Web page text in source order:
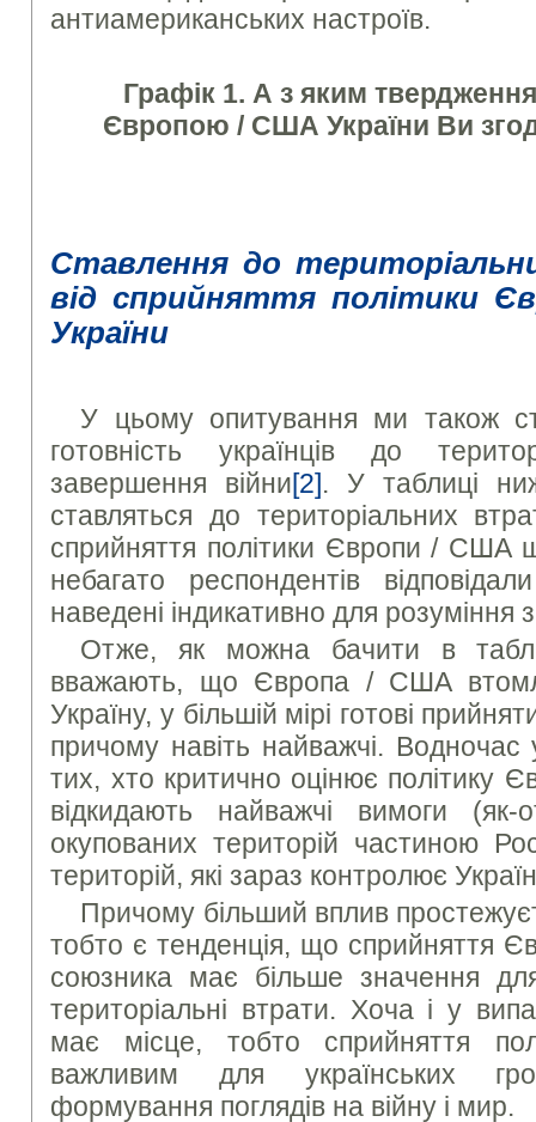
антиамериканських настроїв.
Графік 1. А з яким
Європою / США України Ви
Ставлення до
від сприйняття політики
України
У цьому опитування ми також
готовність українців до
завершення війни[2]. У таблиці
ставляться до територіальних
сприйняття політики Європи / США
небагато респондентів
наведені індикативно для розуміння
Отже, як можна бачити в
вважають, що Європа / США
Україну, у більшій мірі готові
причому навіть найважчі.
тих, хто критично оцінює політику
відкидають найважчі вимоги (як-
окупованих територій частиною
територій, які зараз контролює
Причому більший вплив
тобто є тенденція, що сприйняття
союзника має більше значення
територіальні втрати. Хоча і у
має місце, тобто сприйняття
важливим для українських
формування поглядів на війну і мир.